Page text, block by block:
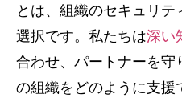
とは、組織のセキュリ
選択です。私たちは深い
合わせ、パートナーを守
の組織をどのように支援